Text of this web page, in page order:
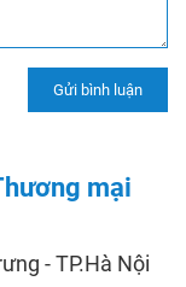
mại
- TP.Hà Nội